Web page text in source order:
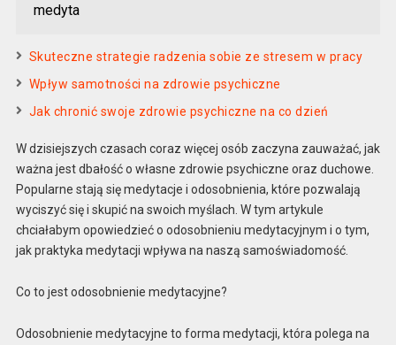
medyta
Skuteczne strategie radzenia sobie ze stresem w pracy
Wpływ samotności na zdrowie psychiczne
Jak chronić swoje zdrowie psychiczne na co dzień
W dzisiejszych czasach coraz więcej osób zaczyna zauważać, jak
ważna jest dbałość o własne zdrowie psychiczne oraz duchowe.
Popularne stają się medytacje i odosobnienia, które pozwalają
wyciszyć się i skupić na swoich myślach. W tym artykule
chciałabym opowiedzieć o odosobnieniu medytacyjnym i o tym,
jak praktyka medytacji wpływa na naszą samoświadomość.
Co to jest odosobnienie medytacyjne?
Odosobnienie medytacyjne to forma medytacji, która polega na